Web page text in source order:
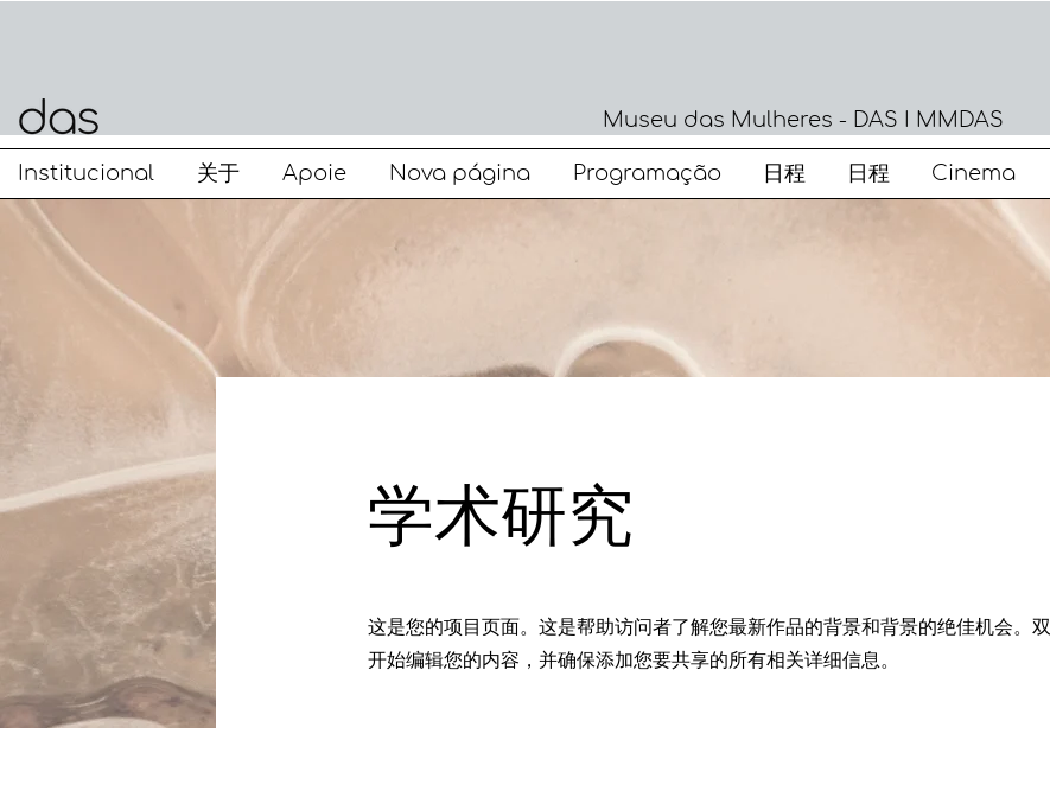
Museu das Mulheres - DAS I MMDAS
Institucional 关于 Apoie Nova página Programação 日程 日程 Cinema
学术研究
这是您的项目页面。这是帮助访问者了解您最新作品的背景和背景的绝佳机会。
开始编辑您的内容，并确保添加您要共享的所有相关详细信息。